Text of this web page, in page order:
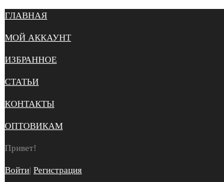
ГЛАВНАЯ
МОЙ АККАУНТ
ИЗБРАННОЕ
СТАТЬИ
КОНТАКТЫ
ОПТОВИКАМ
Привет!
Войти| Регистрация